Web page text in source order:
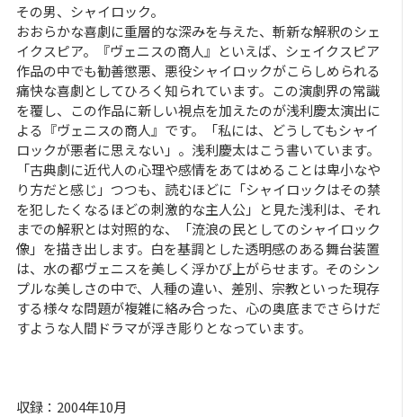
その男、シャイロック。
おおらかな喜劇に重層的な深みを与えた、斬新な解釈のシェ
イクスピア。『ヴェニスの商人』といえば、シェイクスピア
作品の中でも勧善懲悪、悪役シャイロックがこらしめられる
痛快な喜劇としてひろく知られています。この演劇界の常識
を覆し、この作品に新しい視点を加えたのが浅利慶太演出に
よる『ヴェニスの商人』です。「私には、どうしてもシャイ
ロックが悪者に思えない」。浅利慶太はこう書いています。
「古典劇に近代人の心理や感情をあてはめることは卑小なや
り方だと感じ」つつも、読むほどに「シャイロックはその禁
を犯したくなるほどの刺激的な主人公」と見た浅利は、それ
までの解釈とは対照的な、「流浪の民としてのシャイロック
像」を描き出します。白を基調とした透明感のある舞台装置
は、水の都ヴェニスを美しく浮かび上がらせます。そのシン
プルな美しさの中で、人種の違い、差別、宗教といった現存
する様々な問題が複雑に絡み合った、心の奥底までさらけだ
すような人間ドラマが浮き彫りとなっています。
収録：2004年10月